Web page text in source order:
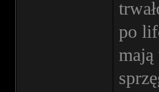
po
mają